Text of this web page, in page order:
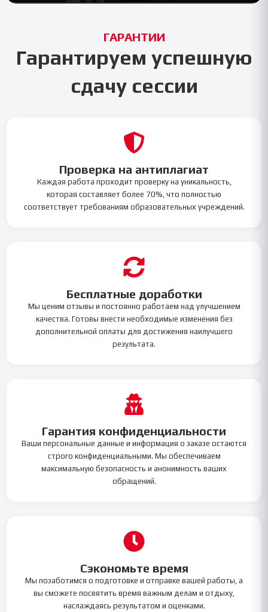
ГАРАНТИИ
Гарантируем успешную
сдачу сессии
Проверка на антиплагиат
Каждая работа проходит проверку на уникальность,
которая составляет более 70%, что полностью
соответствует требованиям образовательных учреждений.
Бесплатные доработки
Мы ценим отзывы и постоянно работаем над улучшением
качества. Готовы внести необходимые изменения без
дополнительной оплаты для достижения наилучшего
результата.
Гарантия конфиденциальности
Ваши персональные данные и информация о заказе остаются
строго конфиденциальными. Мы обеспечиваем
максимальную безопасность и анонимность ваших
обращений.
Сэкономьте время
Мы позаботимся о подготовке и отправке вашей работы, а
вы сможете посвятить время важным делам и отдыху,
наслаждаясь результатом и оценками.